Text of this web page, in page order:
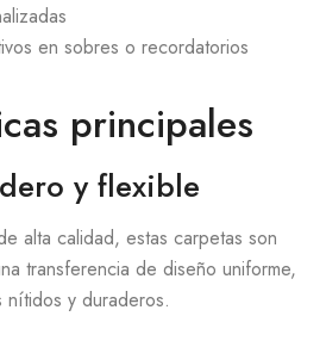
en sobres o recordatorios
principales
y flexible
alta calidad, estas carpetas son
transferencia de diseño uniforme,
nítidos y duraderos.